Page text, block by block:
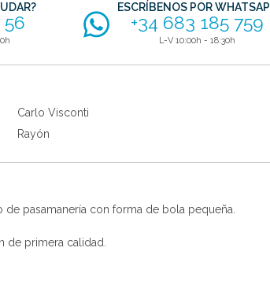
56
ESCRÍBENOS POR
+34 683 185 759
L-V 10:00h - 18:30h
Carlo Visconti
Rayón
pasamanería con forma de bola pequeña.
de primera calidad.